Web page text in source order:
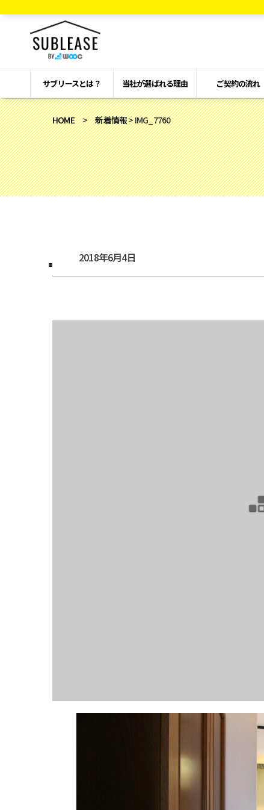
サブリースとは？ 当社が選ばれる理由 ご契約の流れ
HOME>新着情報> IMG_7760
2018年6月4日